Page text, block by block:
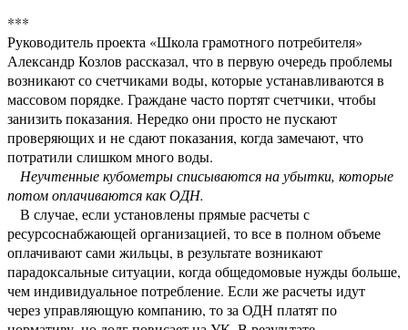
***
Руководитель проекта «Школа грамотного потребителя»
Александр Козлов рассказал, что в первую очередь проблемы
возникают со счетчиками воды, которые устанавливаются в
массовом порядке. Граждане часто портят счетчики, чтобы
занизить показания. Нередко они просто не пускают
проверяющих и не сдают показания, когда замечают, что
потратили слишком много воды.
Неучтенные кубометры списываются на убытки, которые
потом оплачиваются как ОДН.
В случае, если установлены прямые расчеты с
ресурсоснабжающей организацией, то все в полном объеме
оплачивают сами жильцы, в результате возникают
парадоксальные ситуации, когда общедомовые нужды больше,
чем индивидуальное потребление. Если же расчеты идут
через управляющую компанию, то за ОДН платят по